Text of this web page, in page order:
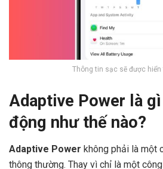
Thông tin sạc sẽ được
Adaptive Power là
động như thế nào?
Adaptive Power không phải là một
thông thường. Thay vì chỉ là một